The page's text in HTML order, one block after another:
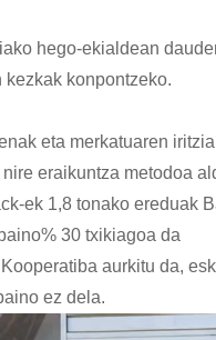
hego-ekialdean
konpontzeko.
eta merkatuaren iritzia
eraikuntza metodoa
ek 1,8 tonako ereduak
30 txikiagoa da
aurkitu da,
ez dela.